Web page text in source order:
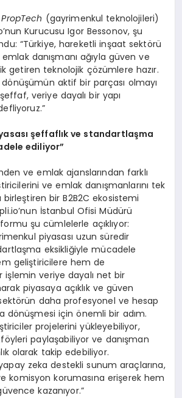
PropTech (gayrimenkul teknolojileri)
Kurucusu Igor Bessonov, şu
“Türkiye, hareketli inşaat sektörü
danışmanı ağıyla güven ve
getiren teknolojik çözümlere hazır.
aktif bir parçası olmayı
veriye dayalı bir yapı
ı şeffaflık ve standartlaşma
ediliyor”
ve emlak ajanslarından farklı
ve emlak danışmanlarını tek
bir B2B2C ekosistemi
İstanbul Ofisi Müdürü
şu cümlelerle açıklıyor:
piyasası uzun süredir
eksikliğiyle mücadele
geliştiricilere hem de
işlemin veriye dayalı net bir
piyasaya açıklık ve güven
sektörün daha profesyonel ve hesap
dönüşmesi için önemli bir adım.
projelerini yükleyebiliyor,
paylaşabiliyor ve danışman
olarak takip edebiliyor.
zeka destekli sunum araçlarına,
komisyon korumasına erişerek hem
kazanıyor.”